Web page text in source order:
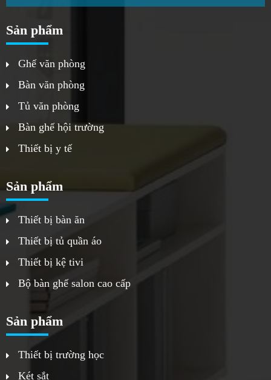
Sản phẩm
Ghế văn phòng
Bàn văn phòng
Tủ văn phòng
Bàn ghế hội trường
Thiết bị y tế
Sản phẩm
Thiết bị bàn ăn
Thiết bị tủ quần áo
Thiết bị kệ tivi
Bộ bàn ghế salon cao cấp
Sản phẩm
Thiết bị trường học
Két sắt